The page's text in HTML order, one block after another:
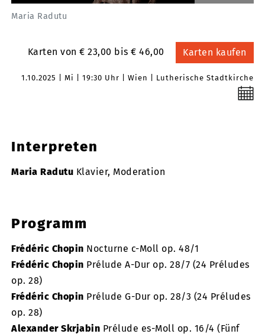
Maria Radutu
Karten von € 23,00 bis € 46,00 Karten kaufen
1.10.2025 Mi 19:30 Uhr Wien Lutherische Stadtkirche
Interpreten
Maria Radutu Klavier, Moderation
Programm
Frédéric Chopin Nocturne c-Moll op. 48/1
Frédéric Chopin Prélude A-Dur op. 28/7 (24 Préludes
op. 28)
Frédéric Chopin Prélude G-Dur op. 28/3 (24 Préludes
op. 28)
Alexander Skrjabin Prélude es-Moll op. 16/4 (Fünf